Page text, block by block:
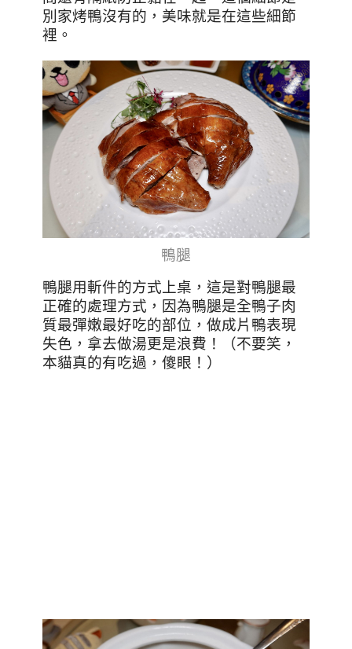
別家烤鴨沒有的，美味就是在這些細節
裡。
鴨腿
鴨腿用斬件的方式上桌，這是對鴨腿最
正確的處理方式，因為鴨腿是全鴨子肉
質最彈嫩最好吃的部位，做成片鴨表現
失色，拿去做湯更是浪費！（不要笑，
本貓真的有吃過，傻眼！）